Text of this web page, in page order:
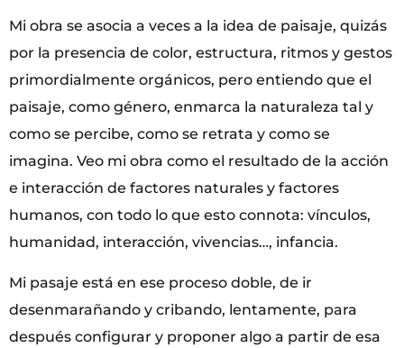
Mi obra se asocia a veces a la idea de paisaje, quizás
por la presencia de color, estructura, ritmos y gestos
primordialmente orgánicos, pero entiendo que el
paisaje, como género, enmarca la naturaleza tal y
como se percibe, como se retrata y como se
imagina. Veo mi obra como el resultado de la acción
e interacción de factores naturales y factores
humanos, con todo lo que esto connota: vínculos,
humanidad, interacción, vivencias…, infancia.
Mi pasaje está en ese proceso doble, de ir
desenmarañando y cribando, lentamente, para
después configurar y proponer algo a partir de esa